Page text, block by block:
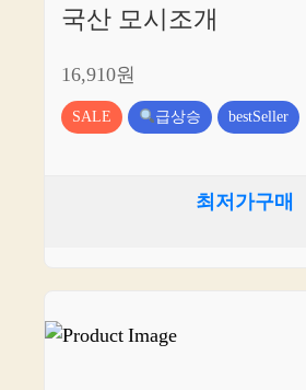
국산 모시조개
16,910원
SALE 급상승 bestSeller
최저가구매